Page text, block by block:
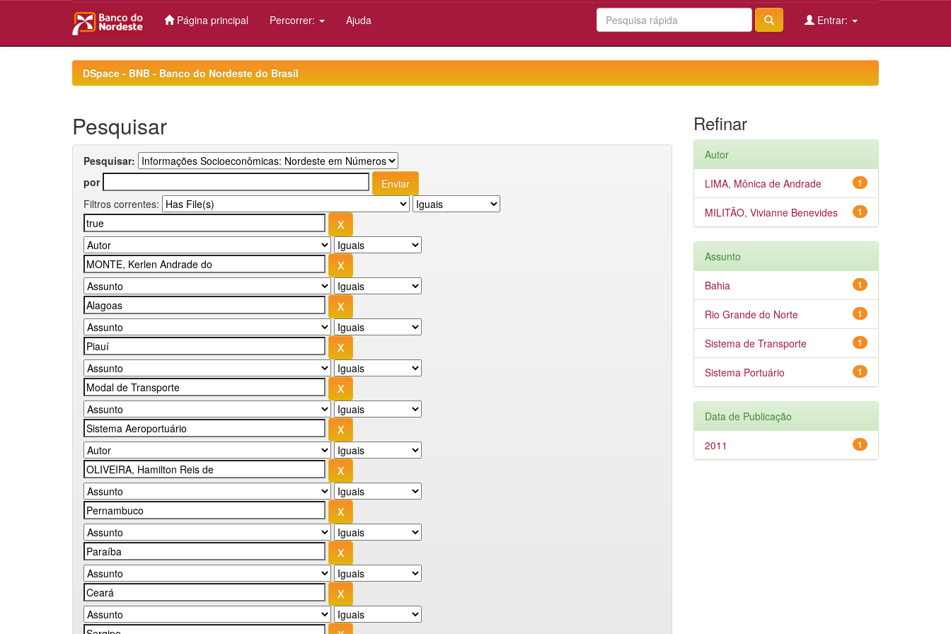
Página principal Percorrer: Ajuda Entrar:
DSpace - BNB - Banco do Nordeste do Brasil
Pesquisar
Pesquisar:
por
Filtros correntes:
Refinar
Autor
1
LIMA, Mônica de Andrade
1
MILITÃO, Vivianne Benevides
Assunto
1
Bahia
1
Rio Grande do Norte
1
Sistema de Transporte
1
Sistema Portuário
Data de Publicação
1
2011